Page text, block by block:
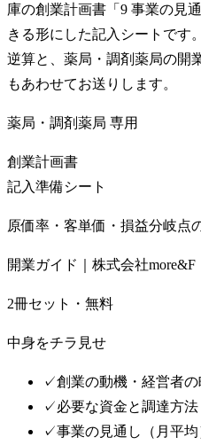
庫の創業計画書「9 事業の見
きる形にした記入シートです
逆算と、薬局・調剤薬局の開
もあわせてお送りします。
薬局・調剤薬局 専用
創業計画書
記入準備シート
原価率・客単価・損益分岐点
開業ガイド｜株式会社more&F
2冊セット・無料
中身をチラ見せ
✓創業の動機・経営者
✓必要な資金と調達方法
✓事業の見通し（月平